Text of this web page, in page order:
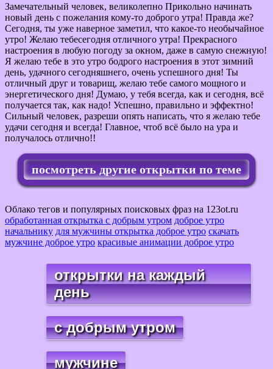
Замечательный человек, великолепно Прикольно начинать
новый день с пожелания кому-то доброго утра! Правда же?
Сегодня, ты уже наверное заметил, что какое-то необычайное
утро! Желаю тебесегодня отличного утра! Прекрасного
настроения в любую погоду за окном, даже в самую снежную!
Я желаю тебе в это утро бодрого настроения в этот зимний
день, удачного сегодняшнего, очень успешного дня! Ты
отличный друг и товарищ, желаю тебе самого мощного и
энергетического дня! Думаю, у тебя всегда, как и сегодня, всё
получается так, как надо! Успешно, правильно и эффектно!
Сильный человек, разреши опять написать, что я желаю тебе
удачи сегодня и всегда! Главное, чтоб всё было на ура и
получалось отлично!!
посмотреть другие открытки по теме
Облако тегов и популярных поисковых фраз на 123ot.ru
обработанная открытка с добрым утром доброе утро
начальнику для мужчины открытка доброе утро скачать
мужчине доброе утро красивые анимации доброе утро
открытки на каждый
день
с добрым утром
мужчине